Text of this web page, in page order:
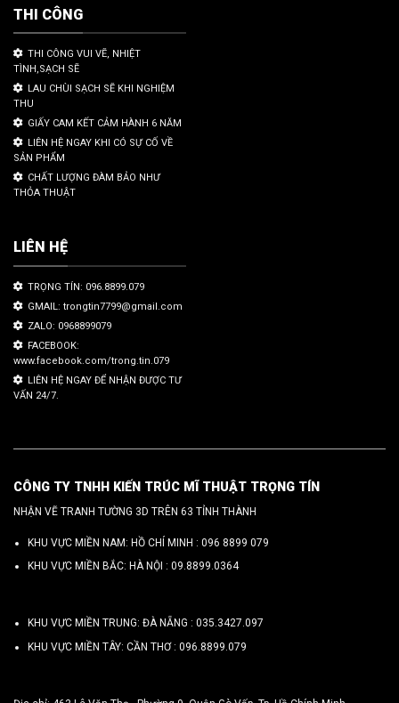
THI CÔNG
THI CÔNG VUI VẼ, NHIỆT
TÌNH,SẠCH SẼ
LAU CHÙI SẠCH SẼ KHI NGHIỆM
THU
GIẤY CAM KẾT CẢM HÀNH 6 NĂM
LIÊN HỆ NGAY KHI CÓ SỰ CỐ VỀ
SẢN PHẨM
CHẤT LƯỢNG ĐÀM BẢO NHƯ
THỎA THUẬT
LIÊN HỆ
TRỌNG TÍN: 096.8899.079
GMAIL: trongtin7799@gmail.com
ZALO: 0968899079
FACEBOOK:
www.facebook.com/trong.tin.079
LIÊN HỆ NGAY ĐỂ NHẬN ĐƯỢC TƯ
VẤN 24/7.
CÔNG TY TNHH KIẾN TRÚC MĨ THUẬT TRỌNG TÍN
NHẬN VẼ TRANH TƯỜNG 3D TRÊN 63 TỈNH THÀNH
KHU VỰC MIỀN NAM: HỒ CHÍ MINH : 096 8899 079
KHU VỰC MIỀN BẮC: HÀ NỘI : 09.8899.0364
KHU VỰC MIỀN TRUNG: ĐÀ NẴNG : 035.3427.097
KHU VỰC MIỀN TÂY: CẦN THƠ : 096.8899.079